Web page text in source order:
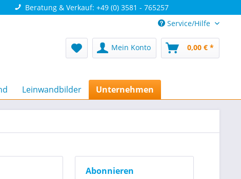
Beratung & Verkauf: +49 (0) 3581 - 765257
Service/Hilfe
Mein Konto 0,00 € *
Leinwandbilder Unternehmen
Abonnieren